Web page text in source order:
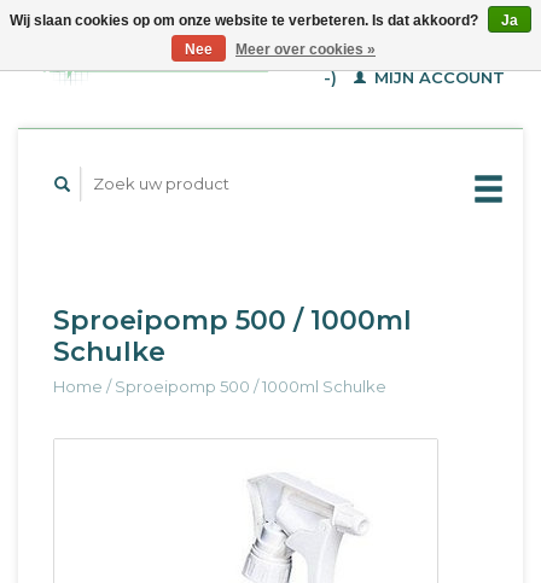
WINKELWAGEN (€--,-
-)
MIJN ACCOUNT
Sproeipomp 500 / 1000ml
Schulke
Home /Sproeipomp 500 / 1000ml Schulke
Wij slaan cookies op om onze website te verbeteren. Is dat akkoord?
Ja
Nee
Meer over cookies »